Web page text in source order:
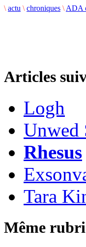
\ actu \ chroniques \ ADA
Articles
Logh
Unwed
Rhesus
Tara
Même